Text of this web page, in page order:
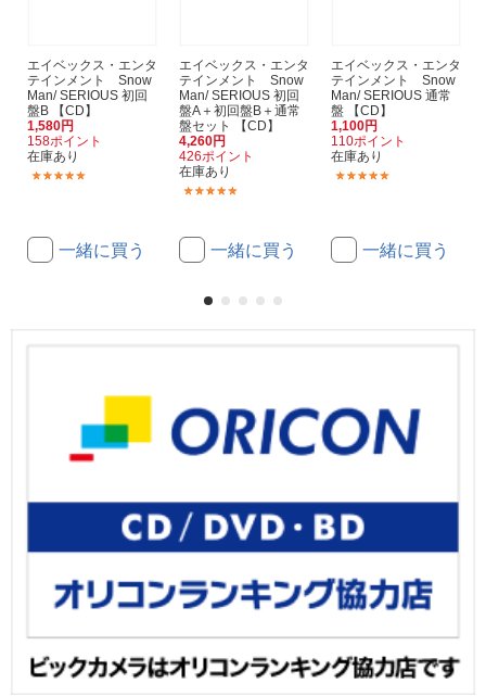
エイベックス・エンタ
テインメント Snow
Man/ SERIOUS 初回
盤B 【CD】
1,580円
158ポイント
在庫あり
一緒に買う
エイベックス・エンタ
テインメント Snow
Man/ SERIOUS 初回
盤A＋初回盤B＋通常
盤セット 【CD】
4,260円
426ポイント
在庫あり
一緒に買う
エイベックス・エンタ
テインメント Snow
Man/ SERIOUS 通常
盤 【CD】
1,100円
110ポイント
在庫あり
一緒に買う